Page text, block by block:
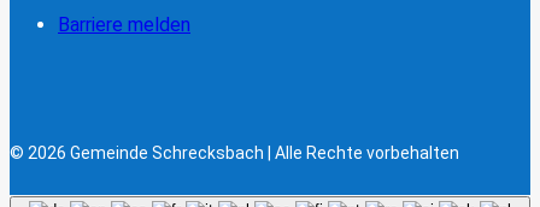
Barriere melden
© 2026 Gemeinde Schrecksbach | Alle Rechte vorbehalten